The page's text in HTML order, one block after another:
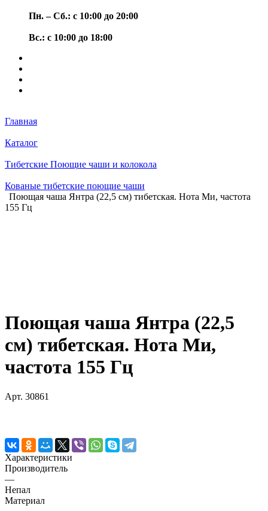
Пн. – Сб.: с 10:00 до 20:00
Вс.: с 10:00 до 18:00
Главная
Каталог
Тибетские Поющие чаши и колокола
Кованые тибетские поющие чаши
Поющая чаша Янтра (22,5 см) тибетская. Нота Ми, частота
155 Гц
Поющая чаша Янтра (22,5
см) тибетская. Нота Ми,
частота 155 Гц
Арт. 30861
Характеристики
Производитель
—
Непал
Материал